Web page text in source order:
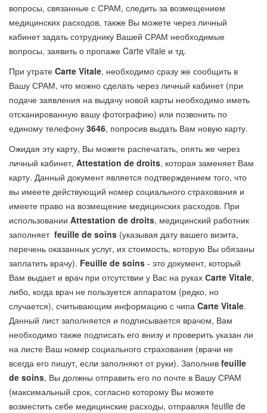
вопросы, связанные с СРАМ, следить за возмещением
медицинских расходов, также Вы можете через личный
кабинет задать сотруднику Вашей СРАМ необходимые
вопросы, заявить о пропаже Carte vitale и тд.
При утрате Carte Vitale, необходимо сразу же сообщить в
Вашу СРАМ, что можно сделать через личный кабинет (при
подаче заявления на выдачу новой карты необходимо иметь
отсканированную вашу фотографию) или позвонить по
единому телефону 3646, попросив выдать Вам новую карту.
Ожидая эту карту, Вы можете распечатать, опять же через
личный кабинет, Attestation de droits, которая заменяет Вам
карту. Данный документ является подтверждением того, что
вы имеете действующий номер социального страхования и
имеете право на возмещение медицинских расходов. При
использовании Attestation de droits, медицинский работник
заполняет feuille de soins (указывая дату вашего визита,
перечень оказанных услуг, их стоимость, которую Вы обязаны
заплатить врачу). Feuille de soins - это документ, который
Вам выдает и врач при отсутствии у Вас на руках Сarte Vitale,
либо, когда врач не пользуется аппаратом (редко, но
случается), считывающим информацию с чипа Carte Vitale.
Данный лист заполняется и подписывается врачом, Вам
необходимо также подписать его внизу и проверить указан ли
на листе Ваш номер социального страхования (врачи не
всегда его пишут, если заполняют от руки). Заполнив feuille
de soins, Вы должны отправить его по почте в Вашу СРАМ
(максимальный срок, согласно которому Вы можете
возместить себе медицинские расходы, отправляя feuille de